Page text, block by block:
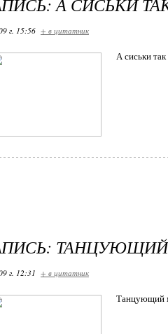
г. 15:56 + в цитатник
А сиськи так
г. 12:31 + в цитатник
Танцующий